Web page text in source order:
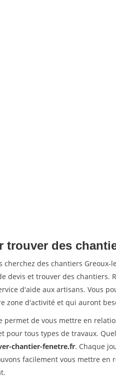
trouver des
cherchez des chantiers
devis et trouver des chantiers.
d'aide aux artisans. Vous
zone d'activité et qui auront
permet de vous mettre en
pour tous types de travaux.
chantier-fenetre.fr. Chaque
facilement vous mettre